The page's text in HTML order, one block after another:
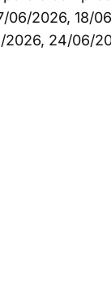
06/2026, 18/
24/06/